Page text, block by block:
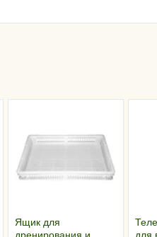
Ящик для
дренирования и
для